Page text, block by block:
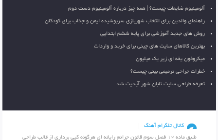
آلومینیوم ضایعات چیست؟ | همه چیز درباره آلومینیوم دست دوم
راهنمای والدین برای انتخاب شهربازی سرپوشیده ایمن و جذاب برای کودکان
روش های جدید آموزشی برای پایه ششم ابتدایی
بهترین کالاهای سایت های چینی برای خرید و واردات
میکروفون یقه ای زیر یک میلیون
خطرات جراحی ترمیمی بینی چیست؟
تعرفه طراحی سایت تابان شهر آپدیت شد
کانال تلگرام آهنگ
طـبق ماده 12 فصل سوم قانون جرائم رایانه ای هرگونه کپی برداری از قالب طراحی